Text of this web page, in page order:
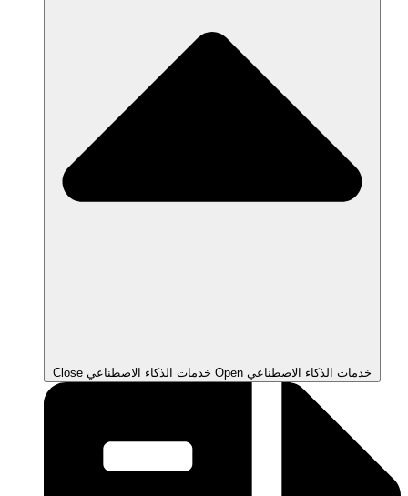
Close خدمات الذكاء الاصطناعي Open خدمات الذكاء الاصطناعي